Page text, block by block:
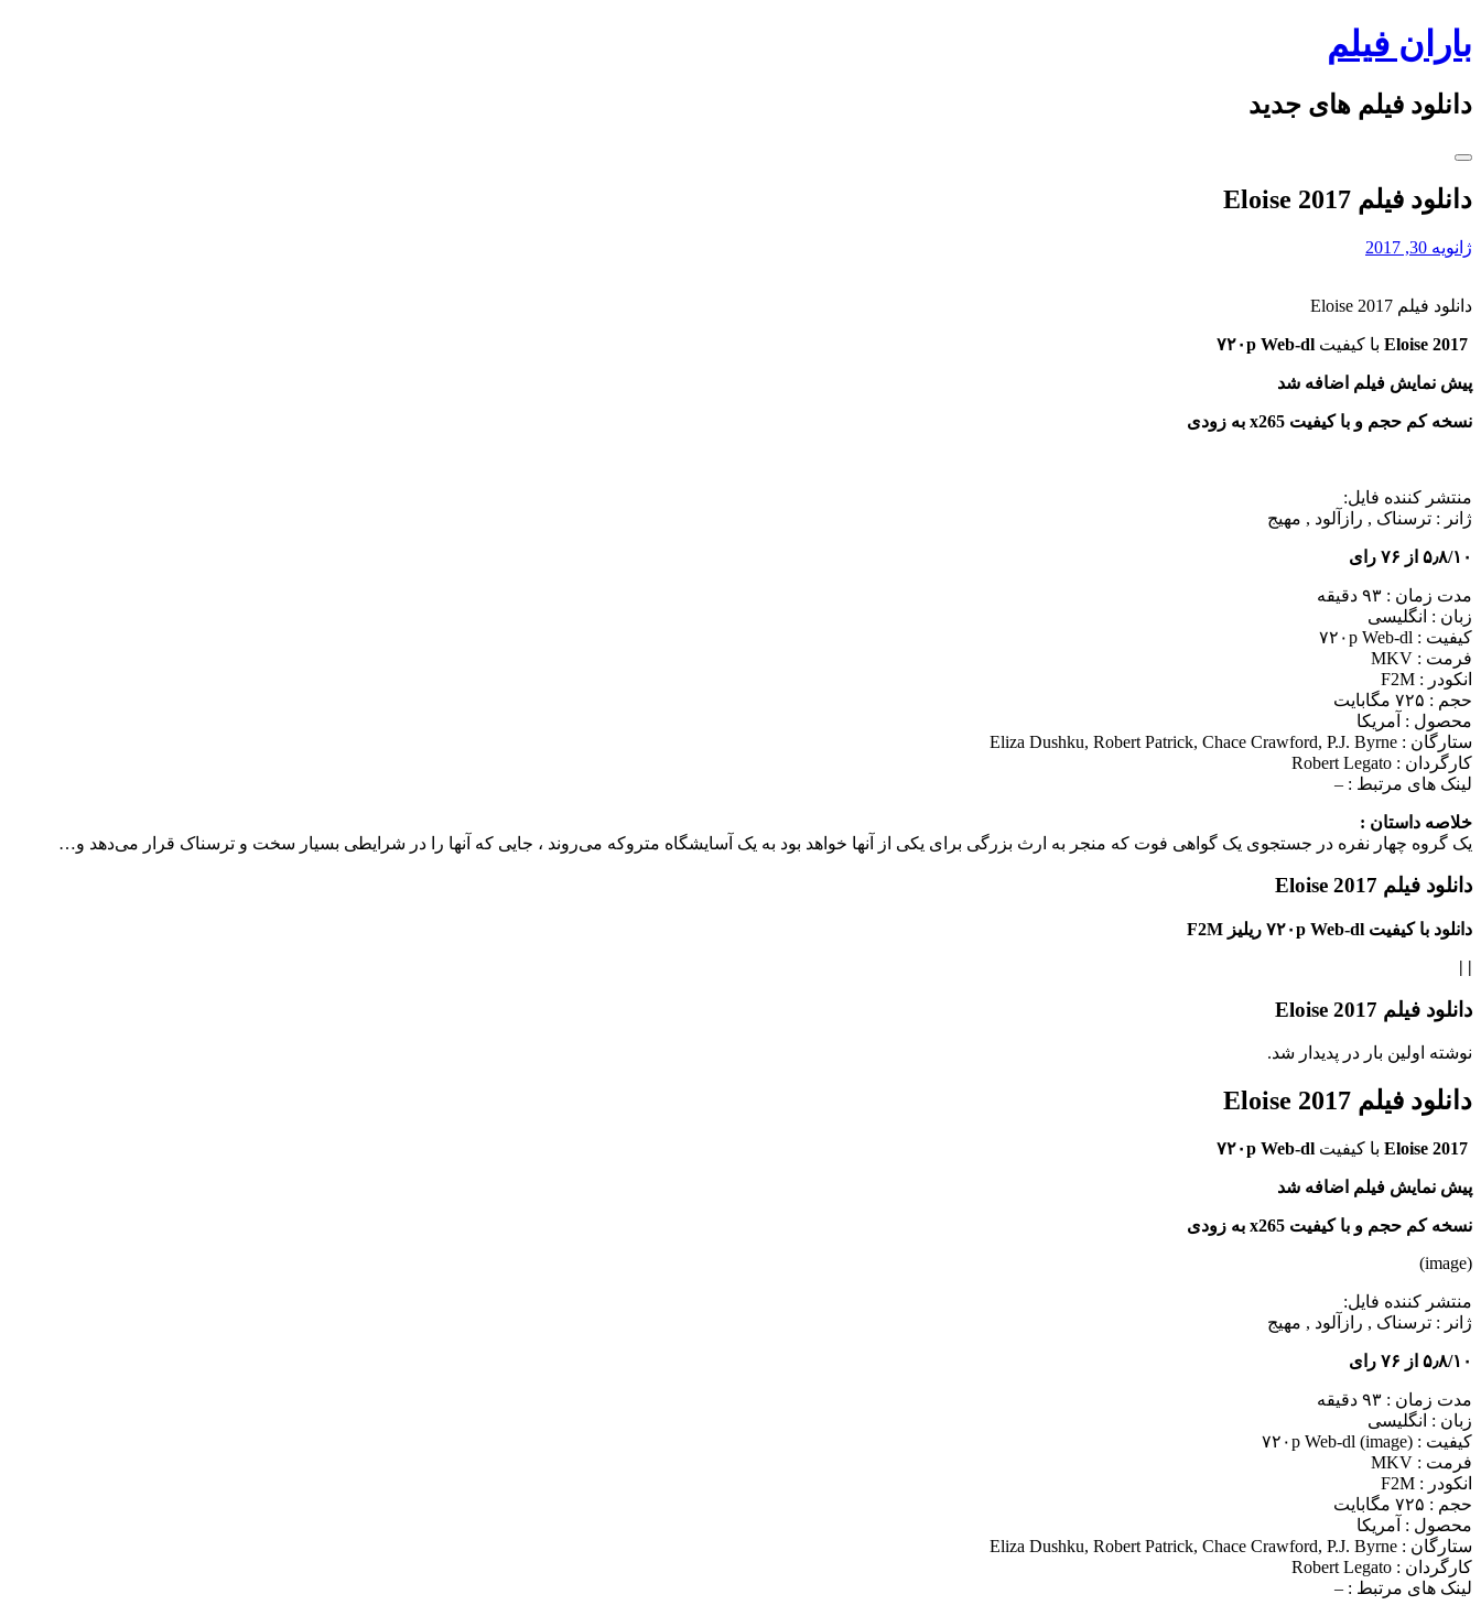
Skip
to
content
باران فیلم
دانلود فیلم های جدید
دانلود فیلم Eloise 2017
ژانویه 30, 2017
دانلود فیلم Eloise 2017
Eloise 2017 با کیفیت ۷۲۰p Web-dl
پیش نمایش فیلم اضافه شد
نسخه کم حجم و با کیفیت x265 به زودی
منتشر کننده فایل:
ژانر : ترسناک , رازآلود , مهیج
۵٫۸/۱۰ از ۷۶ رای
مدت زمان : ۹۳ دقیقه
زبان : انگلیسی
کیفیت : ۷۲۰p Web-dl
فرمت : MKV
انکودر : F2M
حجم : ۷۲۵ مگابایت
محصول : آمریکا
ستارگان : Eliza Dushku, Robert Patrick, Chace Crawford, P.J. Byrne
کارگردان : Robert Legato
لینک های مرتبط : –
خلاصه داستان :
یک گروه چهار نفره در جستجوی یک گواهی فوت که منجر به ارث بزرگی برای یکی از آنها خواهد بود به یک آسایشگاه متروکه می‌روند ، جایی که آنها را در شرایطی بسیار سخت و ترسناک قرار می‌دهد و…
دانلود فیلم Eloise 2017
دانلود با کیفیت ۷۲۰p Web-dl ریلیز F2M
|
|
دانلود فیلم Eloise 2017
نوشته اولین بار در پدیدار شد.
دانلود فیلم Eloise 2017
Eloise 2017 با کیفیت ۷۲۰p Web-dl
پیش نمایش فیلم اضافه شد
نسخه کم حجم و با کیفیت x265 به زودی
(image)
منتشر کننده فایل:
ژانر : ترسناک , رازآلود , مهیج
۵٫۸/۱۰ از ۷۶ رای
مدت زمان : ۹۳ دقیقه
زبان : انگلیسی
کیفیت : ۷۲۰p Web-dl (image)
فرمت : MKV
انکودر : F2M
حجم : ۷۲۵ مگابایت
محصول : آمریکا
ستارگان : Eliza Dushku, Robert Patrick, Chace Crawford, P.J. Byrne
کارگردان : Robert Legato
لینک های مرتبط : –